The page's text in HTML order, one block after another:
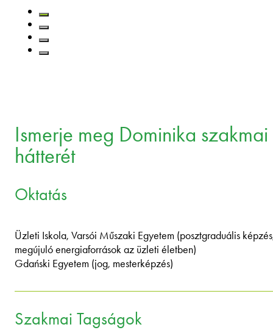
Ismerje meg Dominika szakmai
hátterét
Oktatás
Üzleti Iskola, Varsói Műszaki Egyetem (posztgraduális
megújuló energiaforrások az üzleti életben)
Gdański Egyetem (jog, mesterképzés)
Szakmai Tagságok